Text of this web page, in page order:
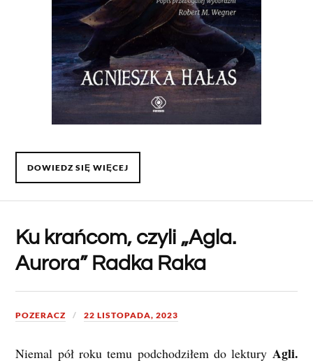
DOWIEDZ SIĘ WIĘCEJ
Ku krańcom, czyli „Agla.
Aurora” Radka Raka
POZERACZ 22 LISTOPADA, 2023
Niemal pół roku temu podchodziłem do lektury Agli.